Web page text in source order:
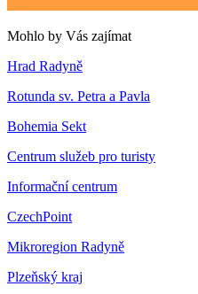
Mohlo by Vás zajímat
Hrad Radyně
Rotunda sv. Petra a Pavla
Bohemia Sekt
Centrum služeb pro turisty
Informační centrum
CzechPoint
Mikroregion Radyně
Plzeňský kraj